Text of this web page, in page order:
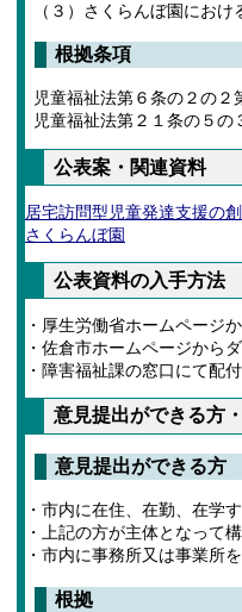
（３）さくらんぼ園にお
根拠条項
児童福祉法第６条の２の２
児童福祉法第２１条の５の
公表案・関連資料
居宅訪問型児童発達支援の
さくらんぼ園
公表資料の入手方法
・厚生労働省ホームページ
・佐倉市ホームページから
・障害福祉課の窓口にて配
意見提出ができる方
意見提出ができる方
・市内に在住、在勤、在学
・上記の方が主体となって
・市内に事務所又は事業所
根拠